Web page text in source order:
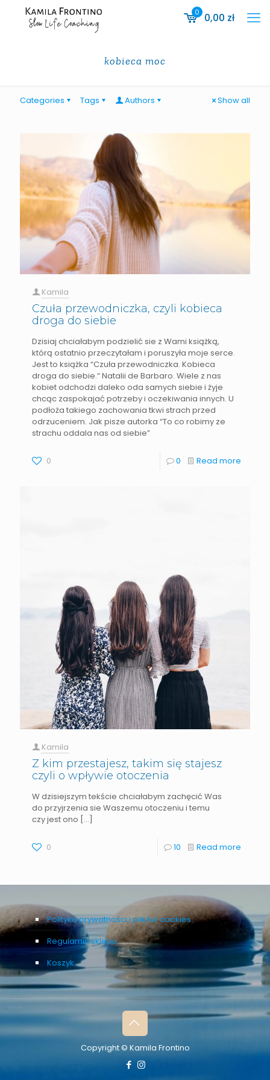
0 0,00 zł
kobieca moc
Categories Tags Authors Show all
Kamila
Czuła przewodniczka, czyli kobieca
droga do siebie
Dzisiaj chciałabym podzielić sie z Wami książką,
którą ostatnio przeczytałam i poruszyła moje serce.
Jest to książka “Czuła przewodniczka. Kobieca
droga do siebie.“ Natalii de Barbaro. Wiele z nas
kobiet odchodzi daleko oda samych siebie i żyje
chcąc zaspokajać potrzeby i oczekiwania innych. U
podłoża takiego zachowania tkwi strach przed
odrzuceniem. Jak pisze autorka “To co robimy ze
strachu oddala nas od siebie”
0 0 Read more
Kamila
Z kim przestajesz, takim się stajesz
czyli o wpływie otoczenia
W dzisiejszym tekście chciałabym zachęcić Was
do przyjrzenia sie Waszemu otoczeniu i temu
czy jest ono […]
0 10 Read more
Polityka prywatności i plików cookies
Regulamin sklepu
Koszyk
Copyright © Kamila Frontino